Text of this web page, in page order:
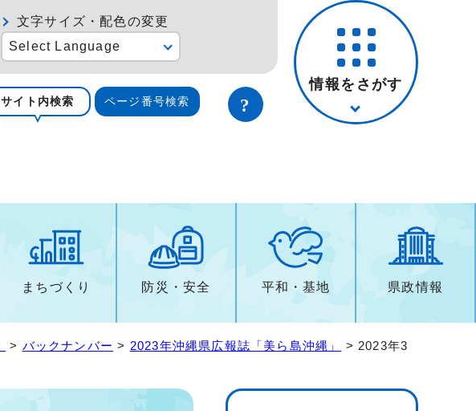
文字サイズ・配色の変更
Select Language
サイト内検索 ページ番号検索
情報をさがす
まちづくり 防災・安全 平和・基地 県政情報
> バックナンバー > 2023年沖縄県広報誌「美ら島沖縄」
> 2023年3